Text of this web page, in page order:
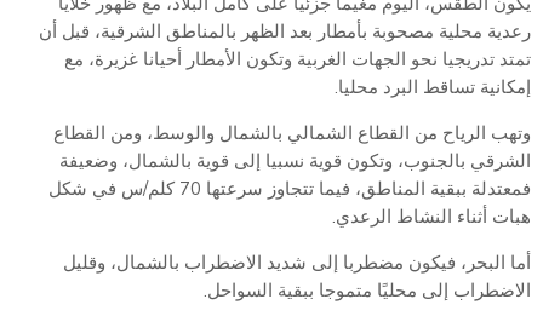
رعدية محلية مصحوبة بأمطار بعد الظهر بالمناطق الشرقية، قبل أن
تمتد تدريجيا نحو الجهات الغربية وتكون الأمطار أحيانا غزيرة، مع
إمكانية تساقط البرد محليا.
وتهب الرياح من القطاع الشمالي بالشمال والوسط، ومن القطاع
الشرقي بالجنوب، وتكون قوية نسبيا إلى قوية بالشمال، وضعيفة
فمعتدلة ببقية المناطق، فيما تتجاوز سرعتها 70 كلم/س في شكل
هبات أثناء النشاط الرعدي.
أما البحر، فيكون مضطربا إلى شديد الاضطراب بالشمال، وقليل
الاضطراب إلى محليًا متموجا ببقية السواحل.